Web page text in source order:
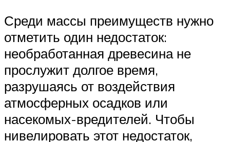
Среди массы преимуществ нужно
отметить один недостаток:
необработанная древесина не
прослужит долгое время,
разрушаясь от воздействия
атмосферных осадков или
насекомых-вредителей. Чтобы
нивелировать этот недостаток,